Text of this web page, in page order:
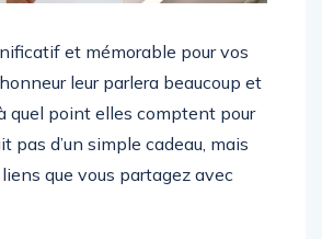
et mémorable pour vos
leur parlera beaucoup et
quel point elles comptent pour
pas d’un simple cadeau, mais
liens que vous partagez avec